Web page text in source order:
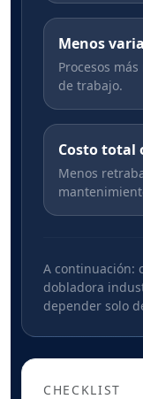
Menos
Procesos
de trabajo.
Costo total
Menos
A continuación:
dobladora
depender solo
CHECKLIST